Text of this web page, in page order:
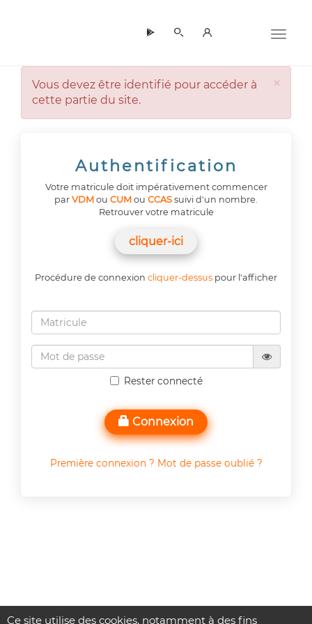
×
Vous devez être identifié pour accéder à
cette partie du site.
Authentification
Votre matricule doit impérativement commencer
par VDM ou CUM ou CCAS suivi d'un nombre.
Retrouver votre matricule
cliquer-ici
Procédure de connexion cliquer-dessus pour l'afficher
Rester connecté
Connexion
Première connexion ? Mot de passe oublié ?
Ce site utilise des cookies, notamment à des fins